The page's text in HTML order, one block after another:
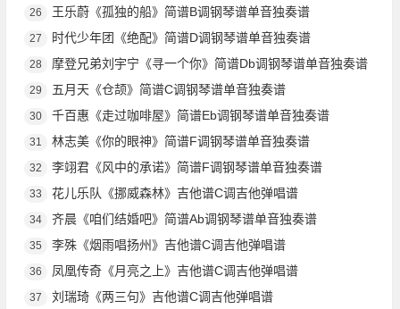
26 王乐蔚《孤独的船》简谱B调钢琴谱单音独奏谱
27 时代少年团《绝配》简谱D调钢琴谱单音独奏谱
28 摩登兄弟刘宇宁《寻一个你》简谱Db调钢琴谱单音独奏谱
29 五月天《仓颉》简谱C调钢琴谱单音独奏谱
30 千百惠《走过咖啡屋》简谱Eb调钢琴谱单音独奏谱
31 林志美《你的眼神》简谱F调钢琴谱单音独奏谱
32 李翊君《风中的承诺》简谱F调钢琴谱单音独奏谱
33 花儿乐队《挪威森林》吉他谱C调吉他弹唱谱
34 齐晨《咱们结婚吧》简谱Ab调钢琴谱单音独奏谱
35 李殊《烟雨唱扬州》吉他谱C调吉他弹唱谱
36 凤凰传奇《月亮之上》吉他谱C调吉他弹唱谱
37 刘瑞琦《两三句》吉他谱C调吉他弹唱谱